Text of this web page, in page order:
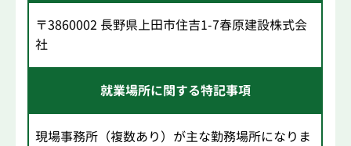
〒3860002 長野県上田市住吉1-7春原建設株式会
社
就業場所に関する特記事項
現場事務所（複数あり）が主な勤務場所になりま